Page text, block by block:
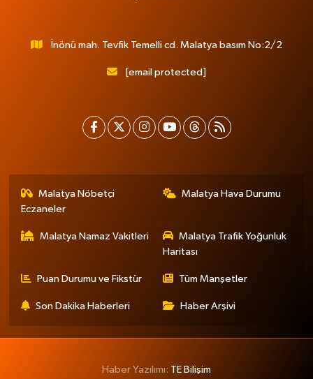
İnönü mah. Tevfik Temelli cd. Malatya basım No:2/2
[email protected]
Malatya Nöbetçi
Eczaneler
Malatya Hava Durumu
Malatya Namaz Vakitleri
Malatya Trafik Yoğunluk
Haritası
Puan Durumu ve Fikstür Tüm Manşetler
Son Dakika Haberleri Haber Arşivi
Haber Yazılımı: TE Bilişim